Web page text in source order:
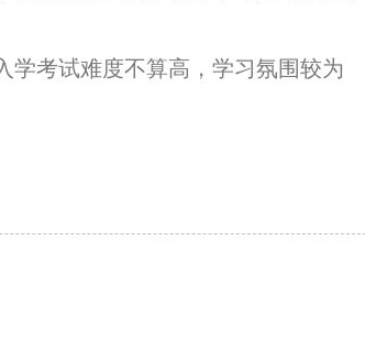
考试难度不算高，学习氛围较为